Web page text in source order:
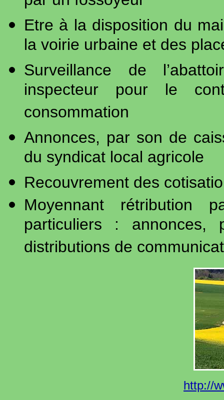
Etre à la disposition du
la voirie urbaine et des
Surveillance de
inspecteur pour le
consommation
Annonces, par son de
du syndicat local agricole
Recouvrement des
Moyennant rétribution
particuliers :
distributions de
http://